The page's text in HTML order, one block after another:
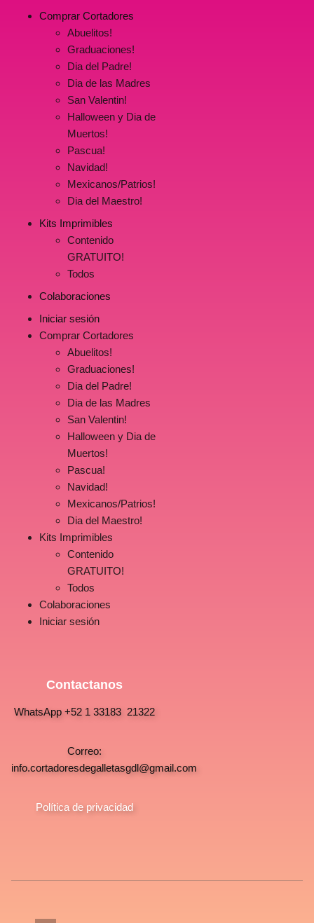
Comprar Cortadores
Abuelitos!
Graduaciones!
Dia del Padre!
Dia de las Madres
San Valentin!
Halloween y Dia de
Muertos!
Pascua!
Navidad!
Mexicanos/Patrios!
Dia del Maestro!
Kits Imprimibles
Contenido
GRATUITO!
Todos
Colaboraciones
Iniciar sesión
Comprar Cortadores
Abuelitos!
Graduaciones!
Dia del Padre!
Dia de las Madres
San Valentin!
Halloween y Dia de
Muertos!
Pascua!
Navidad!
Mexicanos/Patrios!
Dia del Maestro!
Kits Imprimibles
Contenido
GRATUITO!
Todos
Colaboraciones
Iniciar sesión
Contactanos
WhatsApp +52 1 33183 21322
Correo:
info.cortadoresdegalletasgdl@gmail.com
Política de privacidad